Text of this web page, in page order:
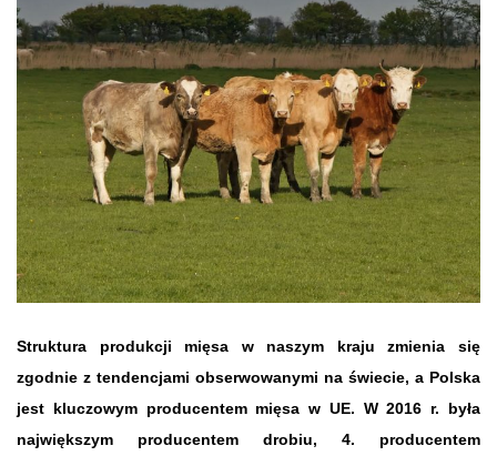
Struktura produkcji mięsa w naszym kraju zmienia się
zgodnie z tendencjami obserwowanymi na świecie, a Polska
jest kluczowym producentem mięsa w UE. W 2016 r. była
największym producentem drobiu, 4. producentem